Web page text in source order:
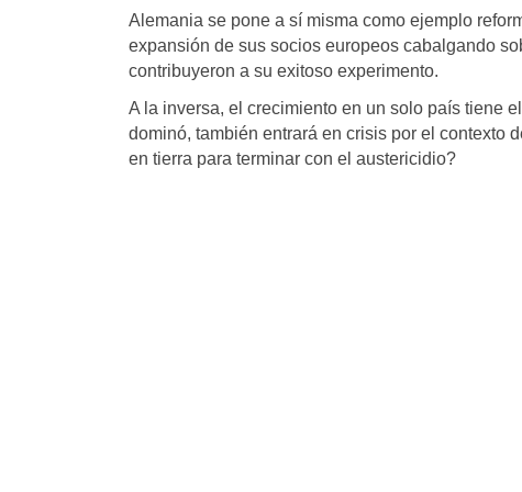
Alemania se pone a sí misma como ejemplo
expansión de sus socios europeos cabalgando
contribuyeron a su exitoso experimento.
A la inversa, el crecimiento en un solo país tiene
dominó, también entrará en crisis por el contexto
en tierra para terminar con el austericidio?